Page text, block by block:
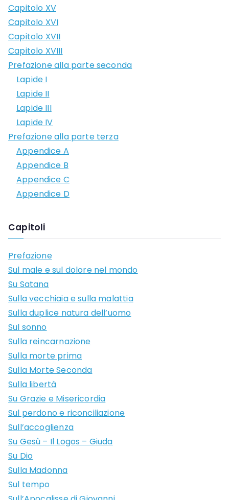
Capitolo XV
Capitolo XVI
Capitolo XVII
Capitolo XVIII
Prefazione alla parte seconda
Lapide I
Lapide II
Lapide III
Lapide IV
Prefazione alla parte terza
Appendice A
Appendice B
Appendice C
Appendice D
Capitoli
Prefazione
Sul male e sul dolore nel mondo
Su Satana
Sulla vecchiaia e sulla malattia
Sulla duplice natura dell’uomo
Sul sonno
Sulla reincarnazione
Sulla morte prima
Sulla Morte Seconda
Sulla libertà
Su Grazie e Misericordia
Sul perdono e riconciliazione
Sull’accoglienza
Su Gesù – Il Logos – Giuda
Su Dio
Sulla Madonna
Sul tempo